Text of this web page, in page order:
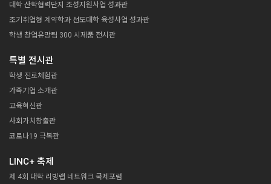
대학 산학협력단지 조성지원사업 성과관
조기취업형 계약학과 선도대학 육성사업 성과관
학생 창업유망팀 300 시제품 전시관
특별 전시관
학생 진로체험관
가족기업 소개관
교육혁신관
사회가치창출관
코로나19 극복관
LINC+ 축제
제 4회 대학 리빙랩 네트워크 국제포럼